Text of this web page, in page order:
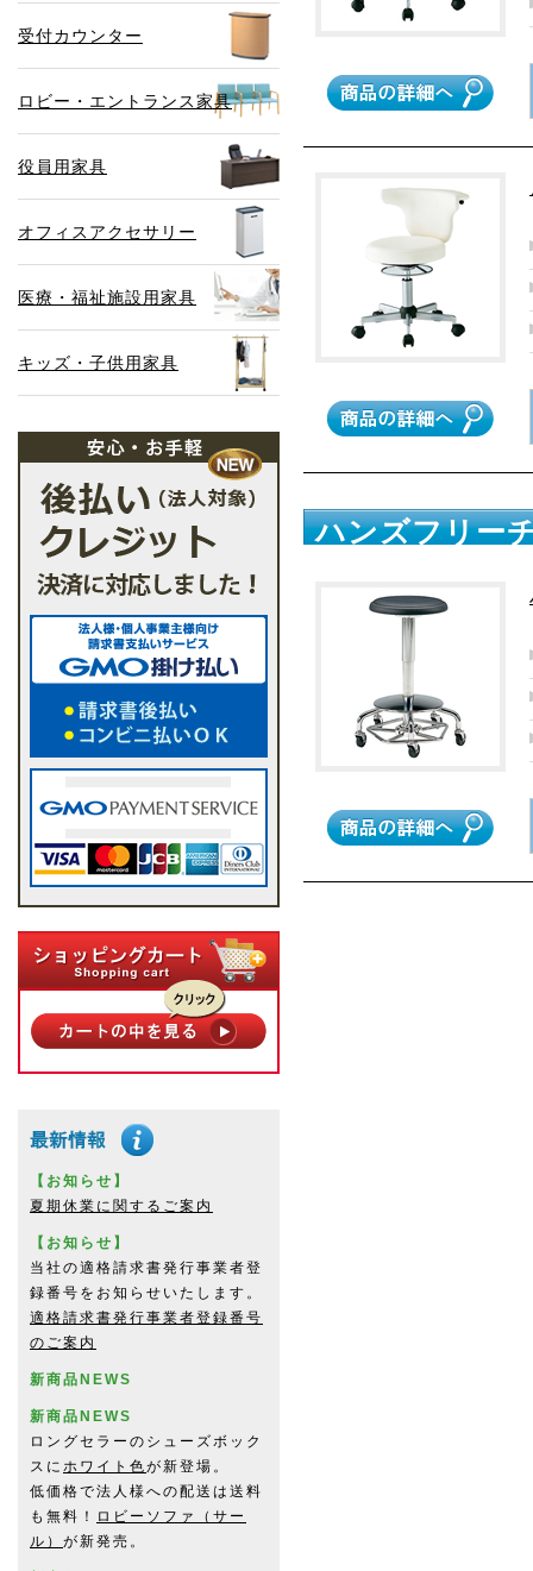
ハンズフリー
受付カウンター
ロビー・エントランス家具
役員用家具
オフィスアクセサリー
医療・福祉施設用家具
キッズ・子供用家具
【お知らせ】
夏期休業に関するご案内
【お知らせ】
当社の適格請求書発行事業者登
録番号をお知らせいたします。
適格請求書発行事業者登録番号
のご案内
新商品NEWS
新商品NEWS
ロングセラーのシューズボック
スに ホワイト色が新登場。
低価格で法人様への配送は送料
も無料！
ロビーソファ（サー
ル） が新発売。